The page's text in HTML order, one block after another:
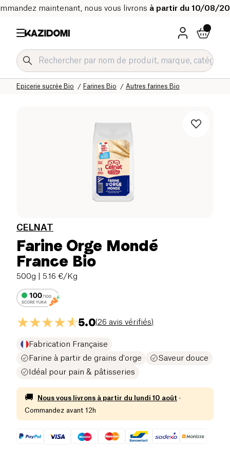
maintenant, nous vous livrons à partir du 10/08/
Autres farines Bio
Farines Bio
Epicerie sucrée Bio
Notre catalogue bio
Accueil
CELNAT
Farine Orge Mondé
France Bio
500g | 5.16 €/Kg
5.0(26 avis vérifiés)
Fabrication Française
Farine à partir de grains d'orge
Saveur douce
Idéal pour pain & pâtisseries
🚚 Nous vous livrons à partir du lundi 10 août ·
Commandez avant 12h